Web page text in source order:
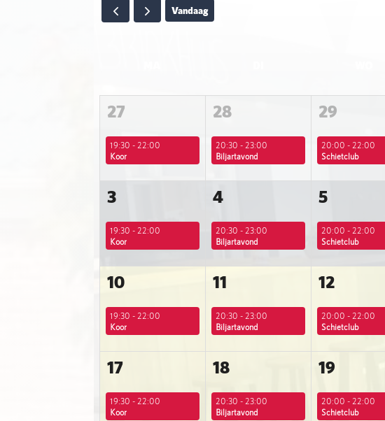
Vandaag
27 28 29
19:30 - 22:00
Koor
20:30 - 23:00
Biljartavond
20:00 - 22:00
Schietclub
3 4 5
19:30 - 22:00
Koor
20:30 - 23:00
Biljartavond
20:00 - 22:00
Schietclub
10 11 12
19:30 - 22:00
Koor
20:30 - 23:00
Biljartavond
20:00 - 22:00
Schietclub
17 18 19
19:30 - 22:00
Koor
20:30 - 23:00
Biljartavond
20:00 - 22:00
Schietclub